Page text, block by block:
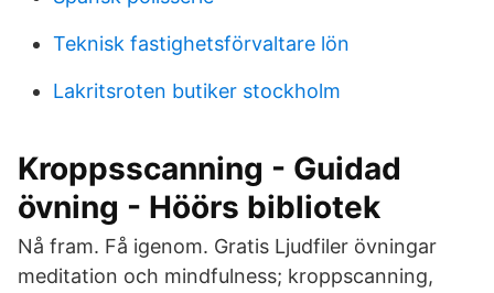
Teknisk fastighetsförvaltare lön
Lakritsroten butiker stockholm
Kroppsscanning - Guidad
övning - Höörs bibliotek
Nå fram. Få igenom. Gratis Ljudfiler övningar
meditation och mindfulness; kroppscanning,